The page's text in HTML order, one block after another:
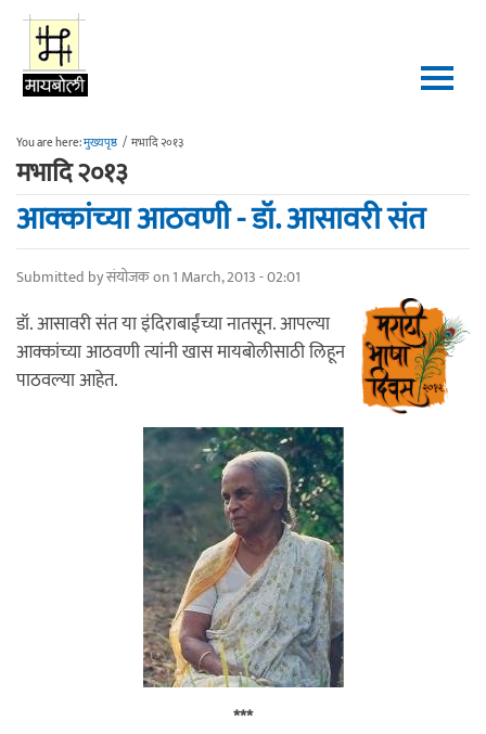
Skip to main content
You are here:मुख्यपृष्ठ / मभादि २०१३
मभादि २०१३
आक्कांच्या आठवणी - डॉ. आसावरी संत
Submitted byसंयोजकon 1 March, 2013 - 02:01
डॉ. आसावरी संत या इंदिराबाईंच्या नातसून. आपल्या
आक्कांच्या आठवणी त्यांनी खास मायबोलीसाठी लिहून
पाठवल्या आहेत.
***